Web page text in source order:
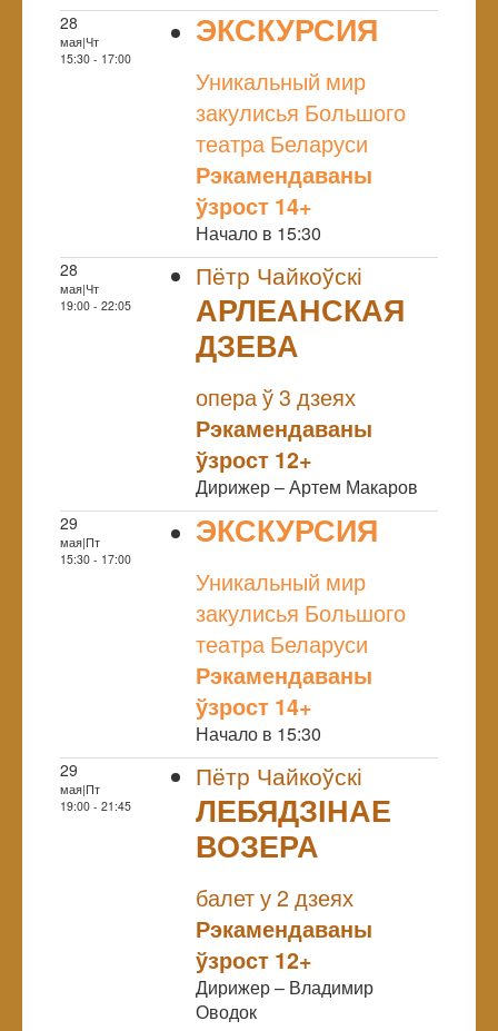
28
мая|Чт
15:30 - 17:00
ЭКСКУРСИЯ
Уникальный мир
закулисья Большого
театра Беларуси
Рэкамендаваны
ўзрост 14+
Начало в 15:30
28
мая|Чт
19:00 - 22:05
Пётр Чайкоўскі
АРЛЕАНСКАЯ
ДЗЕВА
опера ў 3 дзеях
Рэкамендаваны
ўзрост 12+
Дирижер – Артем Макаров
29
мая|Пт
15:30 - 17:00
ЭКСКУРСИЯ
Уникальный мир
закулисья Большого
театра Беларуси
Рэкамендаваны
ўзрост 14+
Начало в 15:30
29
мая|Пт
19:00 - 21:45
Пётр Чайкоўскі
ЛЕБЯДЗІНАЕ
ВОЗЕРА
балет у 2 дзеях
Рэкамендаваны
ўзрост 12+
Дирижер – Владимир
Оводок